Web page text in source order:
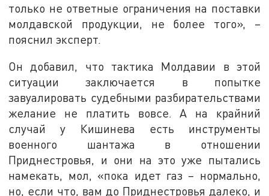
только не ответные ограничения на поставки
молдавской продукции, не более того», –
пояснил эксперт.
Он добавил, что тактика Молдавии в этой
ситуации заключается в попытке
завуалировать судебными разбирательствами
желание не платить вовсе. А на крайний
случай у Кишинева есть инструменты
военного шантажа в отношении
Приднестровья, и они на это уже пытались
намекать, мол, «пока идет газ – нормально,
но, если что, вам до Приднестровья далеко, и